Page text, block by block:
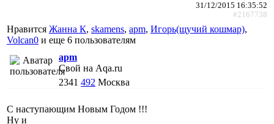
31/12/2015 16:35:52
#2167738
Нравится Жанна К, skamens, apm, Игорь(щучий кошмар),
Volcan0 и еще 6 пользователям
apm
Свой на Aqa.ru
2341 492 Москва
С наступающим Новым Годом !!!
Ну и